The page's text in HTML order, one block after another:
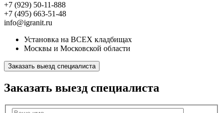
+7 (929) 50-11-888
+7 (495) 663-51-48
info@igranit.ru
Установка на ВСЕХ кладбищах
Москвы и Московской области
Заказать выезд специалиста
Заказать выезд специалиста